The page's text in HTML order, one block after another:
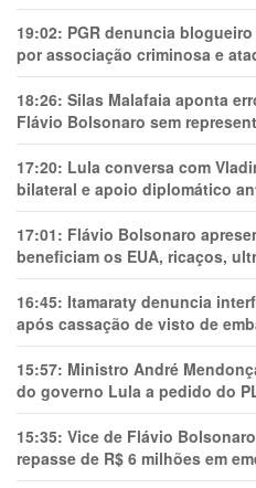
19:02: PGR denuncia
por associação criminosa e
18:26: Silas Malafaia aponta
Flávio Bolsonaro sem
17:20: Lula conversa com
bilateral e apoio diplomático
17:01: Flávio Bolsonaro
beneficiam os EUA, ricaços,
16:45: Itamaraty denuncia
após cassação de visto de
15:57: Ministro André
do governo Lula a pedido do
15:35: Vice de Flávio
repasse de R$ 6 milhões em